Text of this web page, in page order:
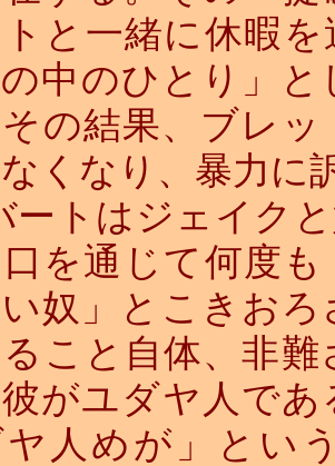
と一緒に休暇
中のひとり」
の結果、ブレ
くなり、暴力に
ートはジェイク
を通じて何度
奴」とこきお
こと自体、非
がユダヤ人で
人めが」とい